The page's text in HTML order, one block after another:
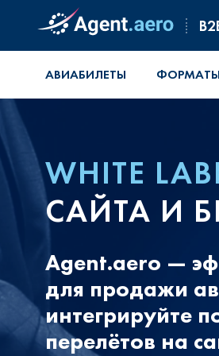
АВИАБИЛЕТЫ ФОРМАТЫ
WHITE
САЙТА И
Agent.aero —
для продажи
интегрируйте
перелётов на